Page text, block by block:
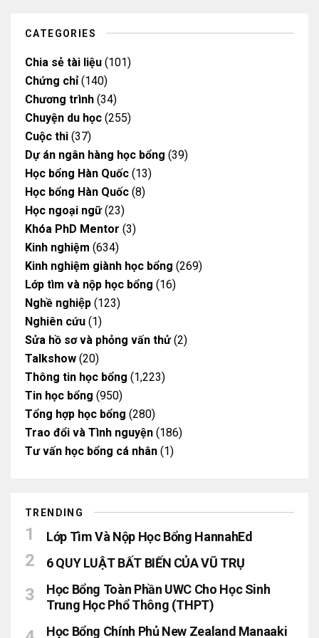
m
CATEGORIES
Chia sẻ tài liệu (101)
Chứng chỉ(140)
Chương trình (34)
Chuyện du học (255)
Cuộc thi (37)
Dự án ngân hàng học bổng (39)
Học bổng Hàn Quốc (13)
Học bổng Hàn Quốc (8)
Học ngoại ngữ(23)
Khóa PhD Mentor (3)
Kinh nghiệm (634)
Kinh nghiệm giành học bổng (269)
Lớp tìm và nộp học bổng (16)
Nghề nghiệp (123)
Nghiên cứu (1)
Sửa hồ sơ và phỏng vấn thử(2)
Talkshow (20)
Thông tin học bổng (1,223)
Tin học bổng (950)
Tổng hợp học bổng (280)
Trao đổi và Tình nguyện (186)
Tư vấn học bổng cá nhân (1)
TRENDING
Lớp Tìm Và Nộp Học Bổng HannahEd
6 QUY LUẬT BẤT BIẾN CỦA VŨ TRỤ
Học Bổng Toàn Phần UWC Cho Học Sinh
Trung Học Phổ Thông (THPT)
Học Bổng Chính Phủ New Zealand Manaaki